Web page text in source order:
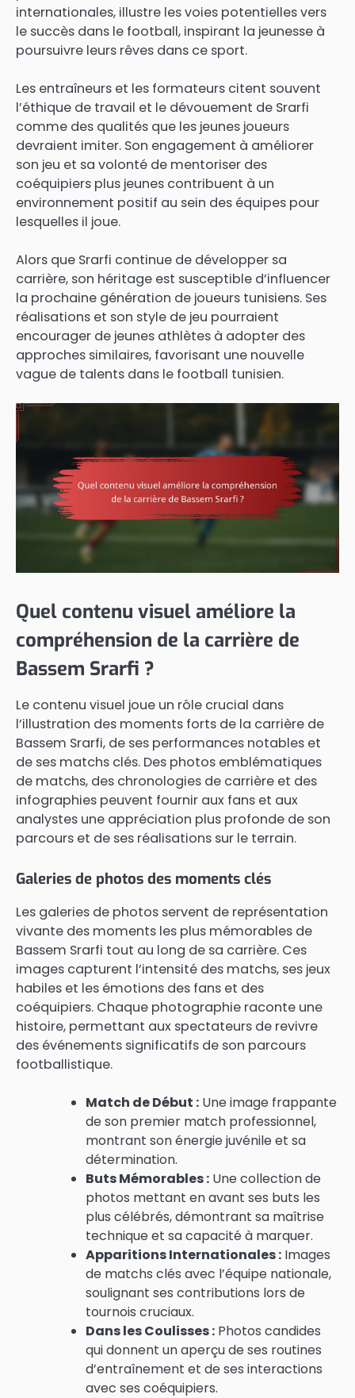
internationales, illustre les voies potentielles vers
le succès dans le football, inspirant la jeunesse à
poursuivre leurs rêves dans ce sport.
Les entraîneurs et les formateurs citent souvent
l’éthique de travail et le dévouement de Srarfi
comme des qualités que les jeunes joueurs
devraient imiter. Son engagement à améliorer
son jeu et sa volonté de mentoriser des
coéquipiers plus jeunes contribuent à un
environnement positif au sein des équipes pour
lesquelles il joue.
Alors que Srarfi continue de développer sa
carrière, son héritage est susceptible d’influencer
la prochaine génération de joueurs tunisiens. Ses
réalisations et son style de jeu pourraient
encourager de jeunes athlètes à adopter des
approches similaires, favorisant une nouvelle
vague de talents dans le football tunisien.
Quel contenu visuel améliore la
compréhension de la carrière de
Bassem Srarfi ?
Le contenu visuel joue un rôle crucial dans
l’illustration des moments forts de la carrière de
Bassem Srarfi, de ses performances notables et
de ses matchs clés. Des photos emblématiques
de matchs, des chronologies de carrière et des
infographies peuvent fournir aux fans et aux
analystes une appréciation plus profonde de son
parcours et de ses réalisations sur le terrain.
Galeries de photos des moments clés
Les galeries de photos servent de représentation
vivante des moments les plus mémorables de
Bassem Srarfi tout au long de sa carrière. Ces
images capturent l’intensité des matchs, ses jeux
habiles et les émotions des fans et des
coéquipiers. Chaque photographie raconte une
histoire, permettant aux spectateurs de revivre
des événements significatifs de son parcours
footballistique.
Match de Début : Une image frappante
de son premier match professionnel,
montrant son énergie juvénile et sa
détermination.
Buts Mémorables : Une collection de
photos mettant en avant ses buts les
plus célébrés, démontrant sa maîtrise
technique et sa capacité à marquer.
Apparitions Internationales : Images
de matchs clés avec l’équipe nationale,
soulignant ses contributions lors de
tournois cruciaux.
Dans les Coulisses : Photos candides
qui donnent un aperçu de ses routines
d’entraînement et de ses interactions
avec ses coéquipiers.